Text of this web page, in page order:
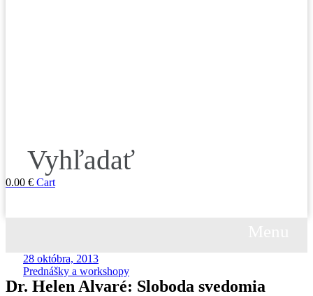
Vyhľadať
0.00 € Cart
28 októbra, 2013
Prednášky a workshopy
Dr. Helen Alvaré: Sloboda svedomia